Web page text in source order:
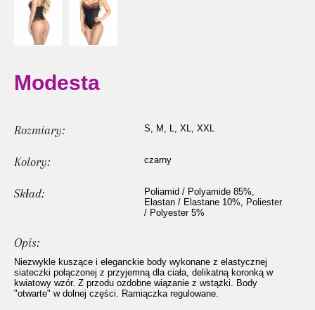
Modesta
Rozmiary: S, M, L, XL, XXL
Kolory: czarny
Skład:
Poliamid / Polyamide 85%,
Elastan / Elastane 10%, Poliester
/ Polyester 5%
Opis:
Niezwykle kuszące i eleganckie body wykonane z elastycznej
siateczki połączonej z przyjemną dla ciała, delikatną koronką w
kwiatowy wzór. Z przodu ozdobne wiązanie z wstążki. Body
"otwarte" w dolnej części. Ramiączka regulowane.